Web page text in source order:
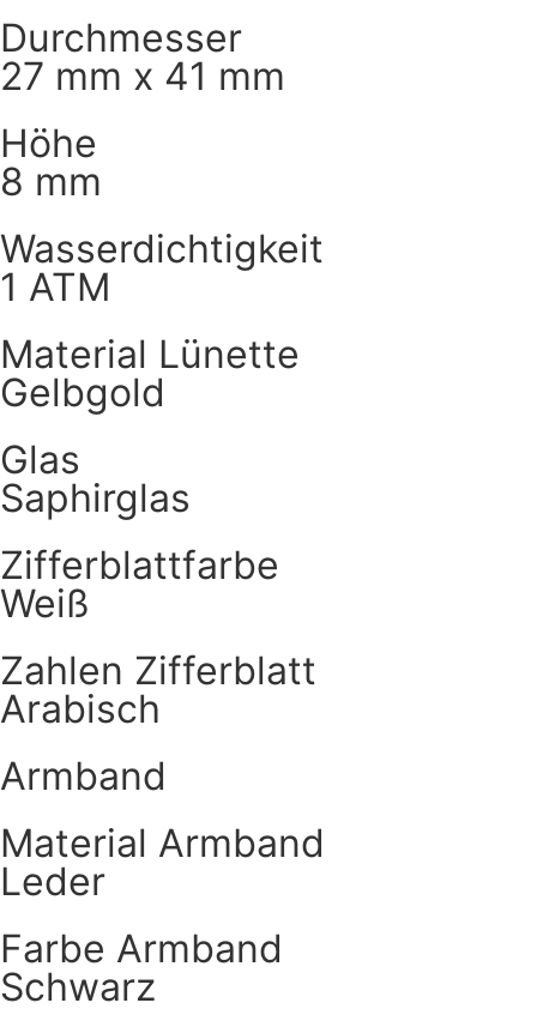
Durchmesser
27 mm x 41 mm
Höhe
8 mm
Wasserdichtigkeit
1 ATM
Material Lünette
Gelbgold
Glas
Saphirglas
Zifferblattfarbe
Weiß
Zahlen Zifferblatt
Arabisch
Armband
Material Armband
Leder
Farbe Armband
Schwarz